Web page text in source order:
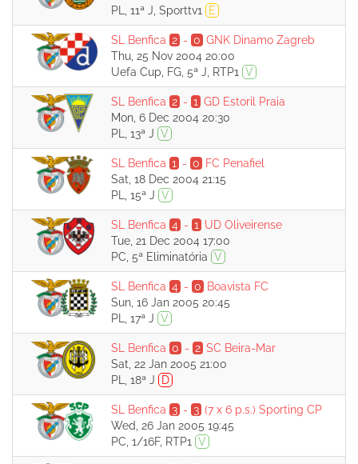
PL, 11ª J, Sporttv1
E
SL Benfica 2 - 0 GNK Dinamo Zagreb
Thu, 25 Nov 2004 20:00
Uefa Cup, FG, 5ª J, RTP1
V
SL Benfica 2 - 1 GD Estoril Praia
Mon, 6 Dec 2004 20:30
PL, 13ª J V
SL Benfica 1 - 0
FC Penafiel
Sat, 18 Dec 2004 21:15
PL, 15ª J V
SL Benfica 4 - 1
UD Oliveirense
Tue, 21 Dec 2004 17:00
PC, 5ª Eliminatória V
SL Benfica 4 - 0
Boavista FC
Sun, 16 Jan 2005 20:45
PL, 17ª J V
SL Benfica 0 - 2 SC Beira-Mar
Sat, 22 Jan 2005 21:00
PL, 18ª J
D
SL Benfica 3 - 3 (7 x 6 p.s.) Sporting CP
Wed, 26 Jan 2005 19:45
PC, 1/16F, RTP1
V